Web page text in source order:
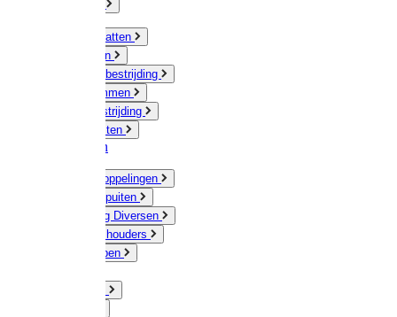
Muizen / Ratten
Drukspuiten
Ongediertebestrijding
Mollenklemmen
Onkruidbestrijding
Vliegenkasten
Meststoffen
Messing koppelingen
Gieters / Spuiten
Besproeiing Diversen
Slangen & houders
Waterpompen